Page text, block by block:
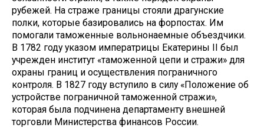
рубежей. На страже границы стояли драгунские
полки, которые базировались на форпостах. Им
помогали таможенные вольнонаемные объездчики.
В 1782 году указом императрицы Екатерины II был
учрежден институт «таможенной цепи и стражи» для
охраны границ и осуществления пограничного
контроля. В 1827 году вступило в силу «Положение об
устройстве пограничной таможенной стражи»,
которая была подчинена департаменту внешней
торговли Министерства финансов России.